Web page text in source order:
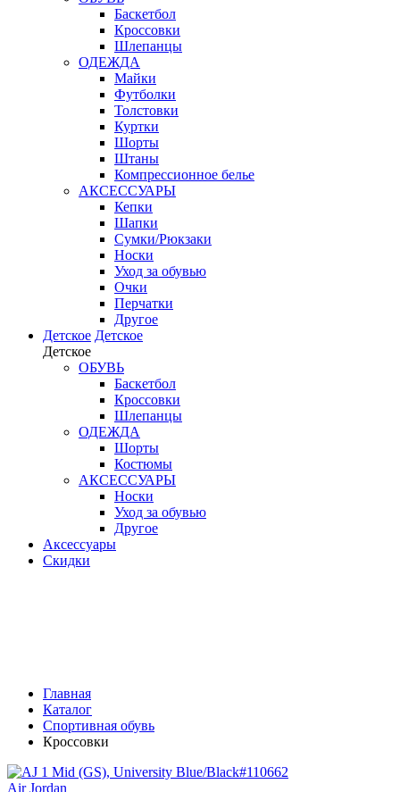
Баскетбол
Кроссовки
Шлепанцы
ОДЕЖДА
Майки
Футболки
Толстовки
Куртки
Шорты
Штаны
Компрессионное белье
АКСЕССУАРЫ
Кепки
Шапки
Сумки/Рюкзаки
Носки
Уход за обувью
Очки
Перчатки
Другое
Детское Детское
Детское
ОБУВЬ
Баскетбол
Кроссовки
Шлепанцы
ОДЕЖДА
Шорты
Костюмы
АКСЕССУАРЫ
Носки
Уход за обувью
Другое
Аксессуары
Скидки
Главная
Каталог
Спортивная обувь
Кроссовки
Air Jordan